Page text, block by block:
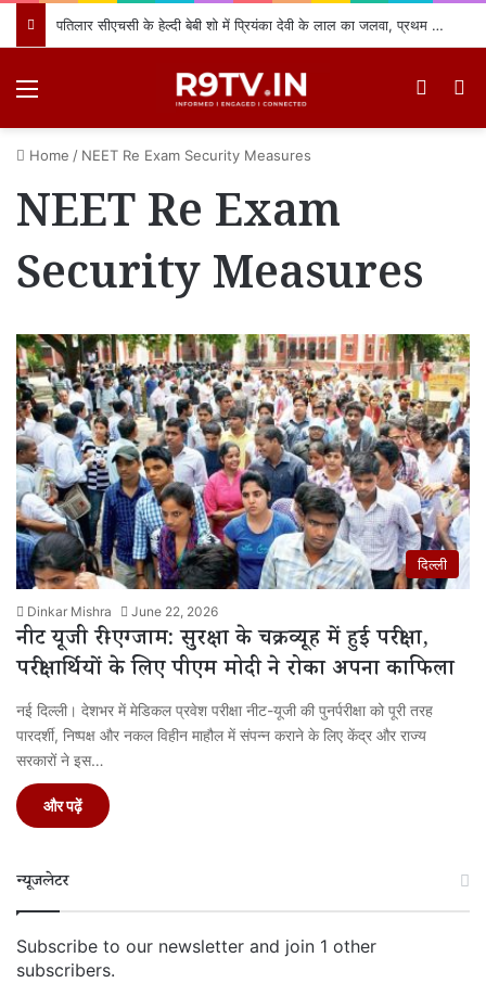
पतिलार सीएचसी के हेल्दी बेबी शो में प्रियंका देवी के लाल का जलवा, प्रथम स्थान प्राप्त कर क्षेत्र का नाम किया रोशन
Home / NEET Re Exam Security Measures
NEET Re Exam
Security Measures
दिल्ली
Dinkar Mishra June 22, 2026
नीट यूजी री-एग्जाम: सुरक्षा के चक्रव्यूह में हुई परीक्षा,
परीक्षार्थियों के लिए पीएम मोदी ने रोका अपना काफिला
नई दिल्ली। देशभर में मेडिकल प्रवेश परीक्षा नीट-यूजी की पुनर्परीक्षा को पूरी तरह
पारदर्शी, निष्पक्ष और नकल विहीन माहौल में संपन्न कराने के लिए केंद्र और राज्य
सरकारों ने इस…
और पढ़ें
न्यूजलेटर
Subscribe to our newsletter and join 1 other
subscribers.